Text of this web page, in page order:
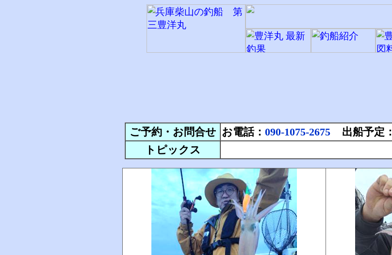
ご予約・お問合せ お電話： 090-1075-2675 出船予定：
トピックス